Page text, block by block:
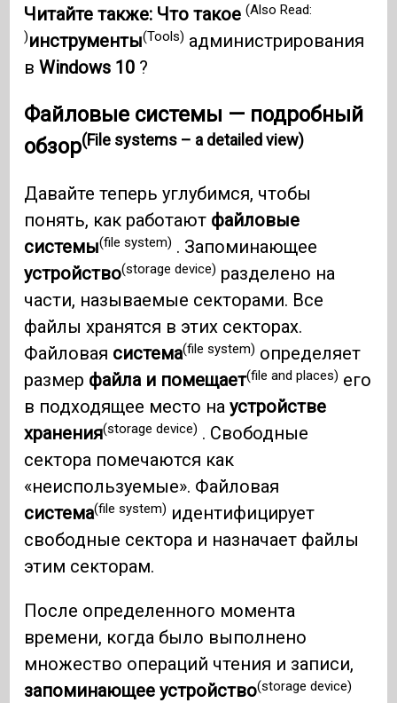
Читайте также: Что такое(Also Read:
)инструменты(Tools) администрирования
вWindows 10 ?
Файловые системы — подробный
обзор(File systems – a detailed view)
Давайте теперь углубимся, чтобы
понять, как работают файловые
системы(file system) . Запоминающее
устройство(storage device) разделено на
части, называемые секторами. Все
файлы хранятся в этих секторах.
Файловая система(file system) определяет
размер файла и помещает(file and places) его
в подходящее место наустройстве
хранения(storage device) . Свободные
сектора помечаются как
«неиспользуемые». Файловая
система(file system) идентифицирует
свободные сектора и назначает файлы
этим секторам.
После определенного момента
времени, когда было выполнено
множество операций чтения и записи,
запоминающее устройство(storage device)